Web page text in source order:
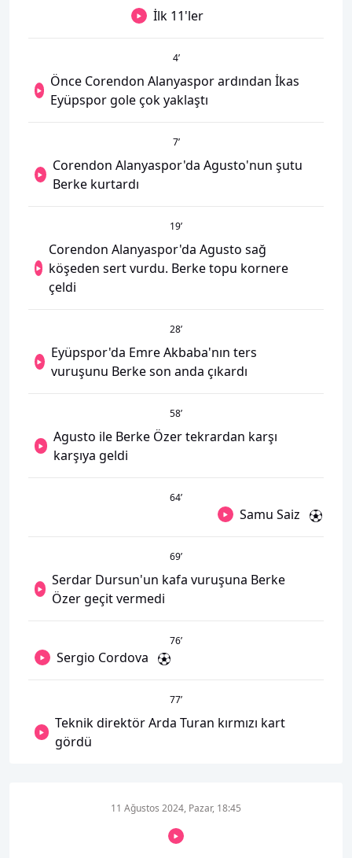
İlk 11'ler
4’
Önce Corendon Alanyaspor ardından İkas
Eyüpspor gole çok yaklaştı
7’
Corendon Alanyaspor'da Agusto'nun şutu
Berke kurtardı
19’
Corendon Alanyaspor'da Agusto sağ
köşeden sert vurdu. Berke topu kornere
çeldi
28’
Eyüpspor'da Emre Akbaba'nın ters
vuruşunu Berke son anda çıkardı
58’
Agusto ile Berke Özer tekrardan karşı
karşıya geldi
64’
Samu Saiz
69’
Serdar Dursun'un kafa vuruşuna Berke
Özer geçit vermedi
76’
Sergio Cordova
77’
Teknik direktör Arda Turan kırmızı kart
gördü
11 Ağustos 2024, Pazar, 18:45